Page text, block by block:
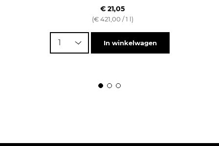
€ 21,05
(€ 421,00 / 1 l)
1 In winkelwagen